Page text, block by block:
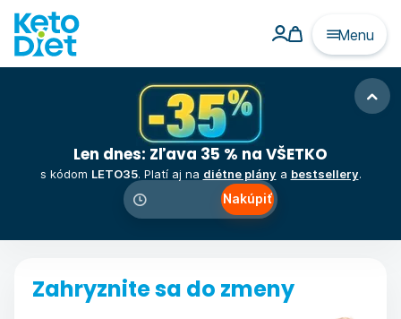
Menu
Len dnes: Zľava 35 % na VŠETKO
s kódom LETO35. Platí aj na diétne plány a bestsellery.
Nakúpiť
Zahryznite sa do zmeny